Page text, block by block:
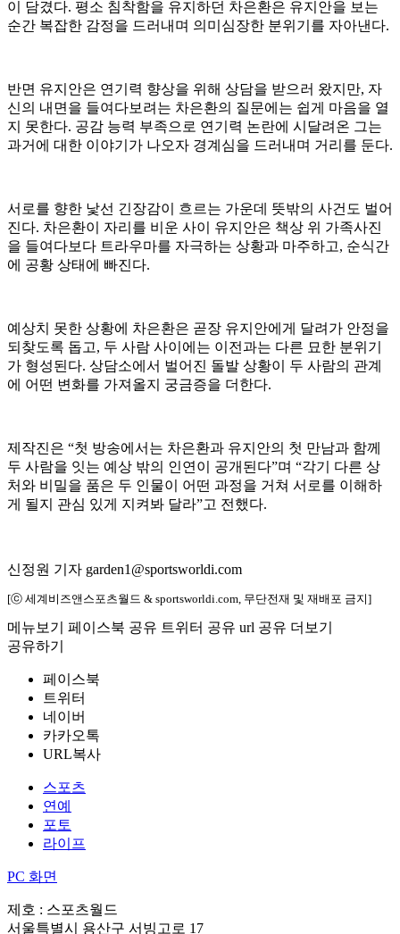
이 담겼다. 평소 침착함을 유지하던 차은환은 유지안을 보는
순간 복잡한 감정을 드러내며 의미심장한 분위기를 자아낸다.
반면 유지안은 연기력 향상을 위해 상담을 받으러 왔지만, 자
신의 내면을 들여다보려는 차은환의 질문에는 쉽게 마음을 열
지 못한다. 공감 능력 부족으로 연기력 논란에 시달려온 그는
과거에 대한 이야기가 나오자 경계심을 드러내며 거리를 둔다.
서로를 향한 낯선 긴장감이 흐르는 가운데 뜻밖의 사건도 벌어
진다. 차은환이 자리를 비운 사이 유지안은 책상 위 가족사진
을 들여다보다 트라우마를 자극하는 상황과 마주하고, 순식간
에 공황 상태에 빠진다.
예상치 못한 상황에 차은환은 곧장 유지안에게 달려가 안정을
되찾도록 돕고, 두 사람 사이에는 이전과는 다른 묘한 분위기
가 형성된다. 상담소에서 벌어진 돌발 상황이 두 사람의 관계
에 어떤 변화를 가져올지 궁금증을 더한다.
제작진은 “첫 방송에서는 차은환과 유지안의 첫 만남과 함께
두 사람을 잇는 예상 밖의 인연이 공개된다”며 “각기 다른 상
처와 비밀을 품은 두 인물이 어떤 과정을 거쳐 서로를 이해하
게 될지 관심 있게 지켜봐 달라”고 전했다.
신정원 기자 garden1@sportsworldi.com
[ⓒ 세계비즈앤스포츠월드 & sportsworldi.com, 무단전재 및 재배포 금지]
메뉴보기 페이스북 공유 트위터 공유 url 공유 더보기
공유하기
페이스북
트위터
네이버
카카오톡
URL복사
스포츠
연예
포토
라이프
PC 화면
제호 : 스포츠월드
서울특별시 용산구 서빙고로 17